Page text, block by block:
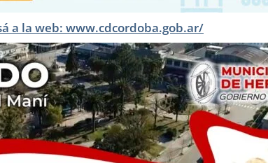
a la web: www.cdcordoba.gob.ar/